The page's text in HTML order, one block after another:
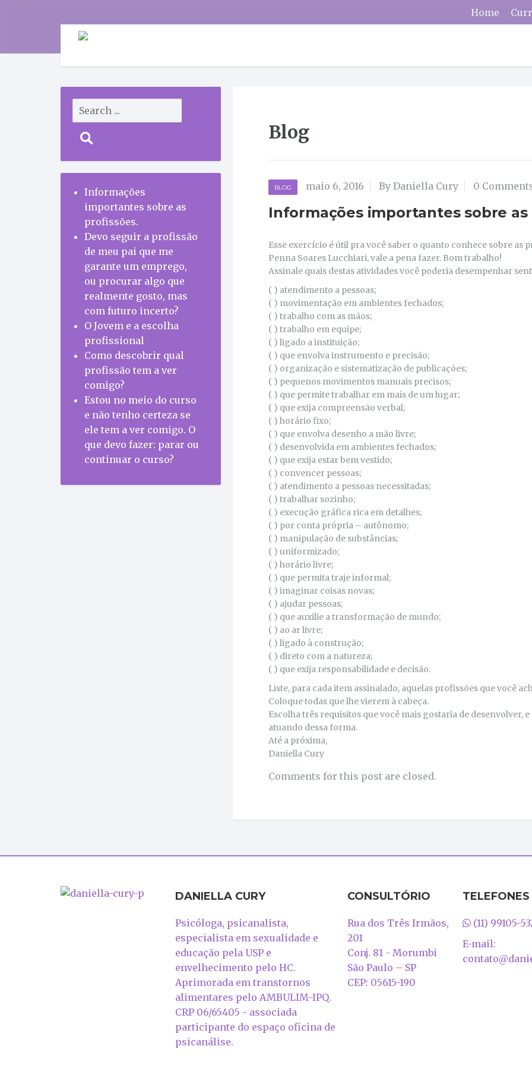
Home
Blog
BLOG maio 6, 2016 By Daniella Cury 0
Informações importantes sobre as
Esse exercício é útil pra você saber o quanto conhece sobre
Penna Soares Lucchiari, vale a pena fazer. Bom trabalho!
Assinale quais destas atividades você poderia desempenhar
( ) atendimento a pessoas;
( ) movimentação em ambientes fechados;
( ) trabalho com as mãos;
( ) trabalho em equipe;
( ) ligado a instituição;
( ) que envolva instrumento e precisão;
( ) organização e sistematização de publicações;
( ) pequenos movimentos manuais precisos;
( ) que permite trabalhar em mais de um lugar;
( ) que exija compreensão verbal;
( ) horário fixo;
( ) que envolva desenho a mão livre;
( ) desenvolvida em ambientes fechados;
( ) que exija estar bem vestido;
( ) convencer pessoas;
( ) atendimento a pessoas necessitadas;
( ) trabalhar sozinho;
( ) execução gráfica rica em detalhes;
( ) por conta própria – autônomo;
( ) manipulação de substâncias;
( ) uniformizado;
( ) horário livre;
( ) que permita traje informal;
( ) imaginar coisas novas;
( ) ajudar pessoas;
( ) que auxilie a transformação de mundo;
( ) ao ar livre;
( ) ligado à construção;
( ) direto com a natureza;
( ) que exija responsabilidade e decisão.
Liste, para cada item assinalado, aquelas profissões que você
Coloque todas que lhe vierem à cabeça.
Escolha três requisitos que você mais gostaria de desenvolver,
atuando dessa forma.
Até a próxima,
Daniella Cury
Comments for this post are closed.
Informações
importantes sobre as
profissões.
Devo seguir a profissão
de meu pai que me
garante um emprego,
ou procurar algo que
realmente gosto, mas
com futuro incerto?
O Jovem e a escolha
profissional
Como descobrir qual
profissão tem a ver
comigo?
Estou no meio do curso
e não tenho certeza se
ele tem a ver comigo. O
que devo fazer: parar ou
continuar o curso?
DANIELLA CURY
Psicóloga, psicanalista,
especialista em sexualidade e
educação pela USP e
envelhecimento pelo HC.
Aprimorada em transtornos
alimentares pelo AMBULIM-IPQ.
CRP 06/65405 - associada
participante do espaço oficina de
psicanálise.
CONSULTÓRIO
Rua dos Três Irmãos,
201
Conj. 81 - Morumbi
São Paulo – SP
CEP: 05615-190
TELEFONES
(11) 99105-
E-mail: